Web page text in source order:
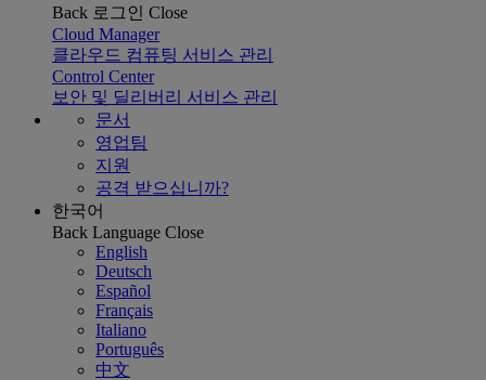
Back 로그인 Close
Cloud Manager
클라우드 컴퓨팅 서비스 관리
Control Center
보안 및 딜리버리 서비스 관리
문서
영업팀
지원
공격 받으십니까?
한국어
Back Language Close
English
Deutsch
Español
Français
Italiano
Português
中文